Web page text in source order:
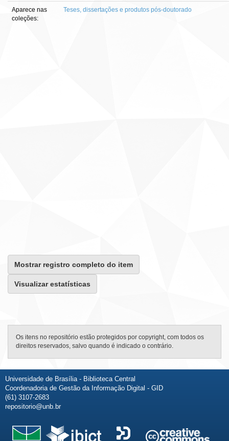
Aparece nas
coleções:
Teses, dissertações e produtos pós-doutorado
Mostrar registro completo do item
Visualizar estatísticas
Os itens no repositório estão protegidos por copyright, com todos os
direitos reservados, salvo quando é indicado o contrário.
Universidade de Brasília - Biblioteca Central
Coordenadoria de Gestão da Informação Digital - GID
(61) 3107-2683
repositorio@unb.br